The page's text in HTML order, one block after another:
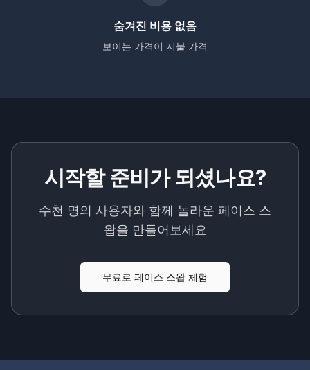
숨겨진 비용 없음
보이는 가격이 지불 가격
시작할 준비가 되셨나요?
수천 명의 사용자와 함께 놀라운 페이스 스
왑을 만들어보세요
무료로 페이스 스왑 체험